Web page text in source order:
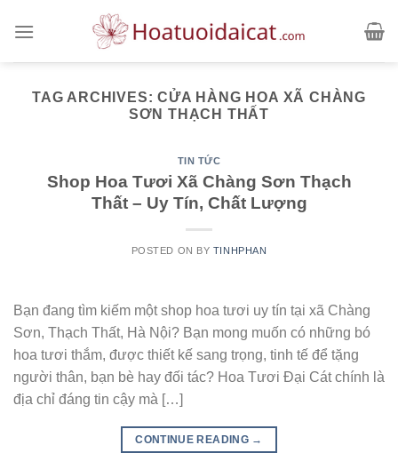
TAG ARCHIVES:CỬA HÀNG HOA XÃ CHÀNG
SƠN THẠCH THẤT
TIN TỨC
Shop Hoa Tươi Xã Chàng Sơn Thạch
Thất – Uy Tín, Chất Lượng
POSTED ON BY TINHPHAN
Bạn đang tìm kiếm một shop hoa tươi uy tín tại xã Chàng
Sơn, Thạch Thất, Hà Nội? Bạn mong muốn có những bó
hoa tươi thắm, được thiết kế sang trọng, tinh tế để tặng
người thân, bạn bè hay đối tác? Hoa Tươi Đại Cát chính là
địa chỉ đáng tin cậy mà […]
CONTINUE READING →